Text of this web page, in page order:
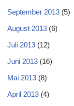
September 2013 (5)
August 2013 (6)
Juli 2013 (12)
Juni 2013 (16)
Mai 2013 (8)
April 2013 (4)